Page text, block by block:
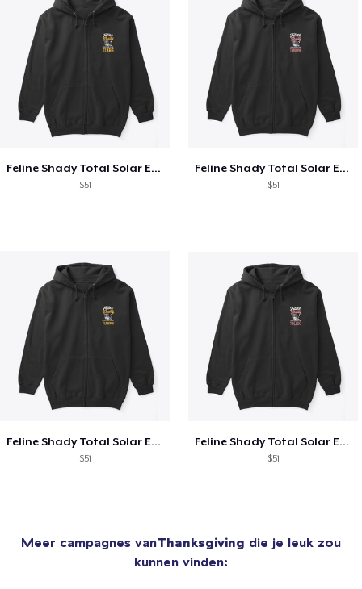
Feline Shady Total Solar Eclipse Texas
$51
Feline Shady Total Solar Eclipse Tijuana
$51
Feline Shady Total Solar Eclipse Tijuana
$51
Feline Shady Total Solar Eclipse Toledo
$51
Meer campagnes vanThanksgiving die je leuk zou
kunnen vinden: